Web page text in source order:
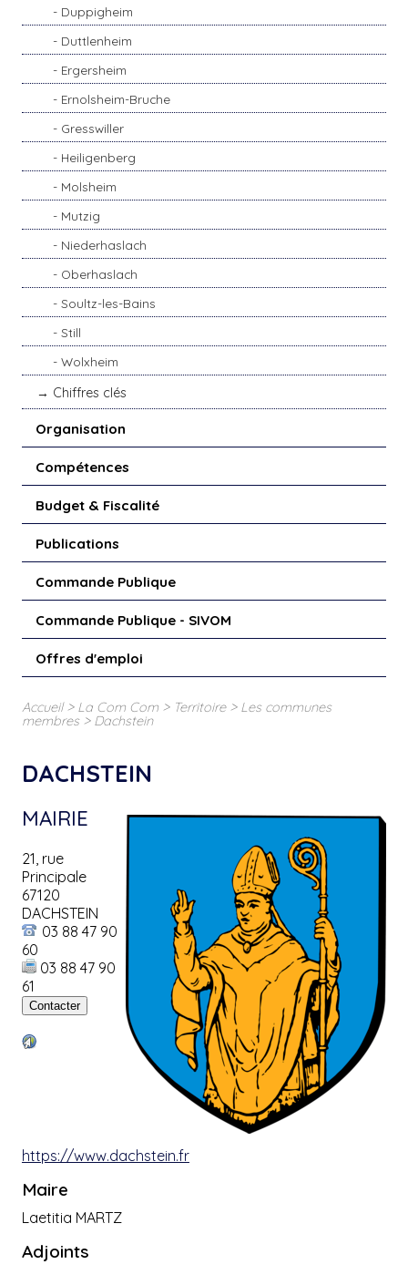
Duppigheim
Duttlenheim
Ergersheim
Ernolsheim-Bruche
Gresswiller
Heiligenberg
Molsheim
Mutzig
Niederhaslach
Oberhaslach
Soultz-les-Bains
Still
Wolxheim
Chiffres clés
Organisation
Compétences
Budget & Fiscalité
Publications
Commande Publique
Commande Publique - SIVOM
Offres d'emploi
Accueil> La Com Com> Territoire> Les communes
membres> Dachstein
DACHSTEIN
MAIRIE
21, rue
Principale
67120
DACHSTEIN
03 88 47 90
60
03 88 47 90
61
https://www.dachstein.fr
Maire
Laetitia MARTZ
Adjoints